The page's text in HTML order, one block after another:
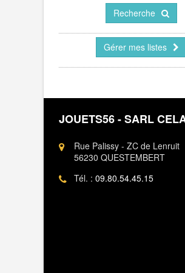
Recherche
Gérer mes listes
JOUETS56 - SARL
Rue Palissy - ZC de Lenruit
56230 QUESTEMBERT
Tél. : 09.80.54.45.15